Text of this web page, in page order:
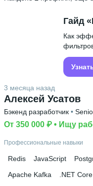
Гайд
Как
Алексей Усатов
3 месяца назад
Бэкенд разработчик •
От 350 000 ₽ • Ищу
Профессиональные навыки
Redis JavaScript
Apache Kafka
.NET Core